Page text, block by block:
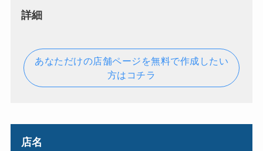
詳細
あなただけの店舗ページを無料で作成したい
方はコチラ
店名